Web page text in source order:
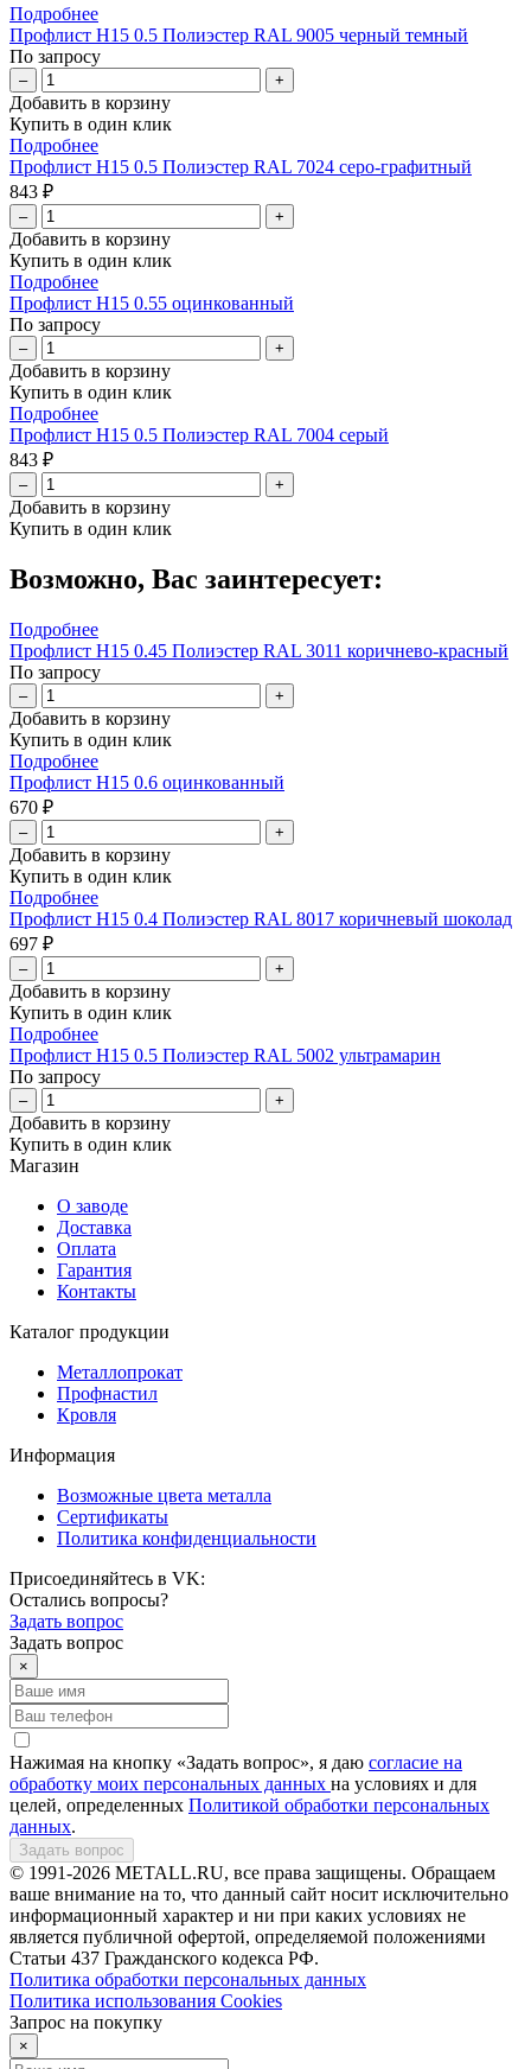
Подробнее
Профлист Н15 0.5 Полиэстер RAL 9005 черный темный
По запросу
– +
Добавить в корзину
Купить в один клик
Подробнее
Профлист Н15 0.5 Полиэстер RAL 7024 серо-графитный
843 ₽
– +
Добавить в корзину
Купить в один клик
Подробнее
Профлист Н15 0.55 оцинкованный
По запросу
– +
Добавить в корзину
Купить в один клик
Подробнее
Профлист Н15 0.5 Полиэстер RAL 7004 серый
843 ₽
– +
Добавить в корзину
Купить в один клик
Возможно, Вас заинтересует:
Подробнее
Профлист Н15 0.45 Полиэстер RAL 3011 коричнево-красный
По запросу
– +
Добавить в корзину
Купить в один клик
Подробнее
Профлист Н15 0.6 оцинкованный
670 ₽
– +
Добавить в корзину
Купить в один клик
Подробнее
Профлист Н15 0.4 Полиэстер RAL 8017 коричневый шоколад
697 ₽
– +
Добавить в корзину
Купить в один клик
Подробнее
Профлист Н15 0.5 Полиэстер RAL 5002 ультрамарин
По запросу
– +
Добавить в корзину
Купить в один клик
Магазин
О заводе
Доставка
Оплата
Гарантия
Контакты
Каталог продукции
Металлопрокат
Профнастил
Кровля
Информация
Возможные цвета металла
Сертификаты
Политика конфиденциальности
Присоединяйтесь в VK:
Остались вопросы?
Задать вопрос
Задать вопрос
×
Нажимая на кнопку «Задать вопрос», я даю согласие на
обработку моих персональных данных на условиях и для
целей, определенных Политикой обработки персональных
данных.
Задать вопрос
© 1991-2026 METALL.RU, все права защищены. Обращаем
ваше внимание на то, что данный сайт носит исключительно
информационный характер и ни при каких условиях не
является публичной офертой, определяемой положениями
Статьи 437 Гражданского кодекса РФ.
Политика обработки персональных данных
Политика использования Сookies
Запрос на покупку
×